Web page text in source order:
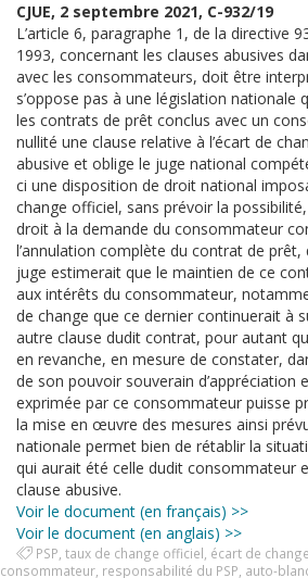
CJUE, 2 septembre 2021, C-932/19
L’article 6, paragraphe 1, de la directive
1993, concernant les clauses abusives
avec les consommateurs, doit être
s’oppose pas à une législation nationale
les contrats de prêt conclus avec un
nullité une clause relative à l’écart de
abusive et oblige le juge national
ci une disposition de droit national
change officiel, sans prévoir la
droit à la demande du consommateur
l’annulation complète du contrat de
juge estimerait que le maintien de ce
aux intérêts du consommateur,
de change que ce dernier continuerait à
autre clause dudit contrat, pour autant
en revanche, en mesure de constater,
de son pouvoir souverain d’appréciation
exprimée par ce consommateur puisse
la mise en œuvre des mesures ainsi
nationale permet bien de rétablir la
qui aurait été celle dudit consommateur
clause abusive.
Voir le document (en français) >>
Voir le document (en anglais) >>
PSP taux de change officiel écart de change
consommateur responsabilité du PSP auto-